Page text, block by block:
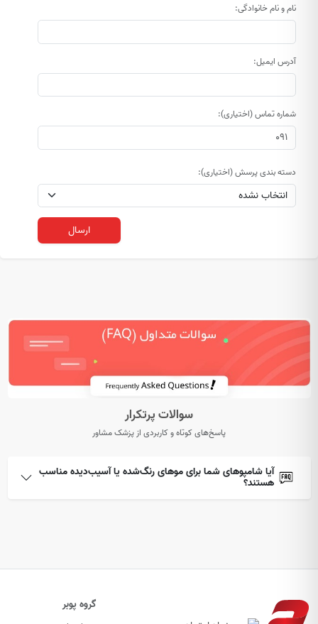
نام و نام خانوادگی:
آدرس ایمیل:
شماره تماس (اختیاری):
دسته بندی پرسش (اختیاری):
ارسال
سوالات پرتکرار
پاسخ‌های کوتاه و کاربردی از پزشک مشاور
آیا شامپوهای شما برای موهای رنگ‌شده یا آسیب‌دیده مناسب
هستند؟
گروه پوبر